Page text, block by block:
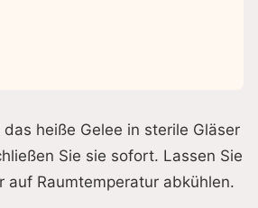
das heiße Gelee in sterile Gläser
Sie sie sofort. Lassen Sie
auf Raumtemperatur abkühlen.